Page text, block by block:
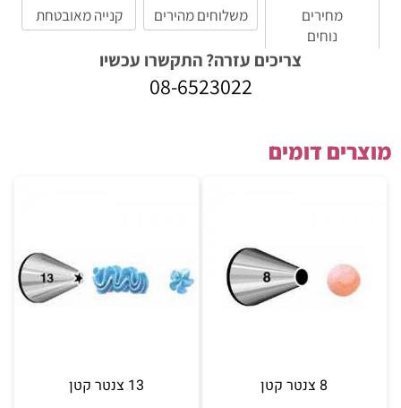
מחירים
נוחים
משלוחים מהירים קנייה מאובטחת
צריכים עזרה? התקשרו עכשיו
08-6523022
מוצרים דומים
8 צנטר קטן 13 צנטר קטן